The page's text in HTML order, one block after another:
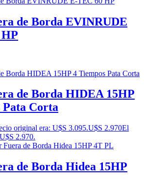
de Borda EVINRUDE
de Borda HIDEA 15HP
Pata Corta
original era: U$S 3.095.U$S 2.970El
2.970.
de Borda Hidea 15HP